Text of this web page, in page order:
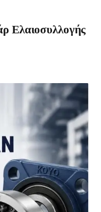
Ελαιοσυλλογής